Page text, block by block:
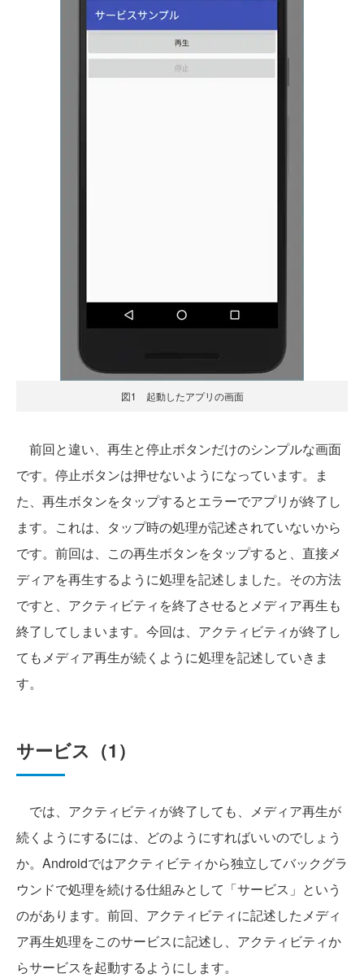
図1 起動したアプリの画面
前回と違い、再生と停止ボタンだけのシンプルな画面
です。停止ボタンは押せないようになっています。ま
た、再生ボタンをタップするとエラーでアプリが終了し
ます。これは、タップ時の処理が記述されていないから
です。前回は、この再生ボタンをタップすると、直接メ
ディアを再生するように処理を記述しました。その方法
ですと、アクティビティを終了させるとメディア再生も
終了してしまいます。今回は、アクティビティが終了し
てもメディア再生が続くように処理を記述していきま
す。
サービス（1）
では、アクティビティが終了しても、メディア再生が
続くようにするには、どのようにすればいいのでしょう
か。Androidではアクティビティから独立してバックグラ
ウンドで処理を続ける仕組みとして「サービス」という
のがあります。前回、アクティビティに記述したメディ
ア再生処理をこのサービスに記述し、アクティビティか
らサービスを起動するようにします。